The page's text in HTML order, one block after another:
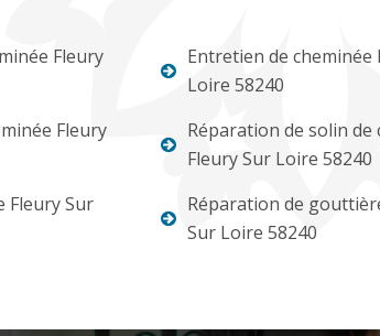
Fleury
Fleury
Fleury Sur
Entretien de cheminée
Loire 58240
Réparation de solin de
Fleury Sur Loire 58240
Réparation de
Sur Loire 58240